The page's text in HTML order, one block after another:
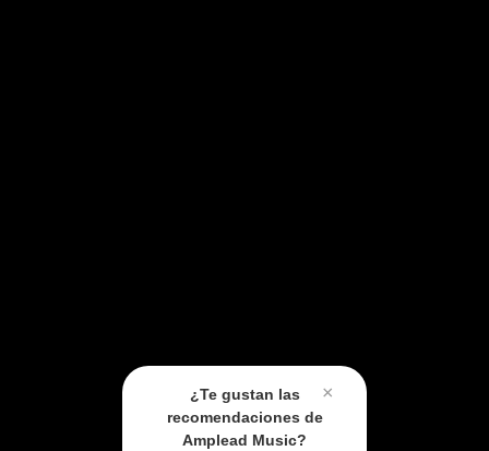
×
¿Te gustan las
recomendaciones de
Amplead Music?